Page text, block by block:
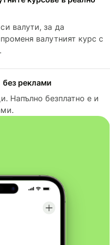
валути, за да
валутният курс с
реклами
Напълно безплатно е и